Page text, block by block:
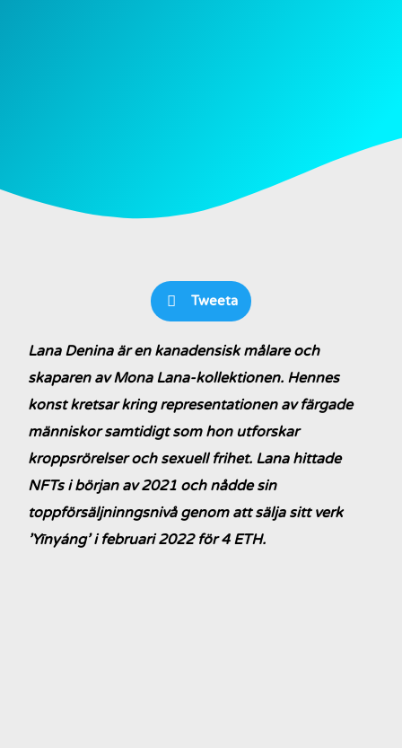
Tweeta
Lana Denina är en kanadensisk målare och
skaparen av Mona Lana-kollektionen. Hennes
konst kretsar kring representationen av färgade
människor samtidigt som hon utforskar
kroppsrörelser och sexuell frihet. Lana hittade
NFTs i början av 2021 och nådde sin
toppförsäljninngsnivå genom att sälja sitt verk
’Yīnyáng’ i februari 2022 för 4 ETH.